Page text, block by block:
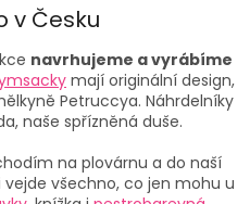
uv Česku
navrhujeme a vyrábíme
mají originální design,
Petruccya. Náhrdelníky
naše spřízněná duše.
na plovárnu a do naší
vejde všechno, co jen mohu u